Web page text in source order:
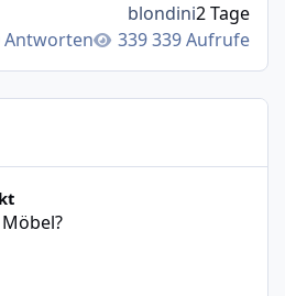
Antworten 339 Aufrufe
blondini2 Tage